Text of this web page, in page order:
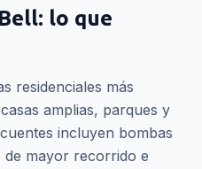
: lo que
residenciales más
amplias, parques y
incluyen bombas
de mayor recorrido e